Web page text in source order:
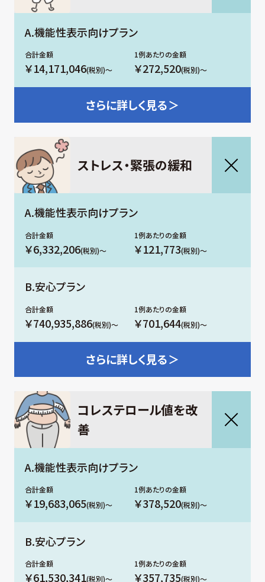
A.機能性表示向けプラン
￥14,171,046(税別)～ ￥272,520(税別)～
さらに詳しく見る＞
ストレス・緊張の緩和
A.機能性表示向けプラン
￥6,332,206(税別)～ ￥121,773(税別)～
B.安心プラン
￥740,935,886(税別)～ ￥701,644(税別)～
さらに詳しく見る＞
コレステロール値を改
善
A.機能性表示向けプラン
￥19,683,065(税別)～ ￥378,520(税別)～
B.安心プラン
￥61,530,341(税別)～ ￥357,735(税別)～